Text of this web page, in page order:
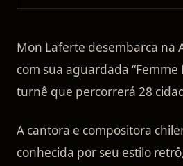
Mon Laferte desembarca na
com sua aguardada “Femme
turnê que percorrerá 28
A cantora e compositora
conhecida por seu estilo